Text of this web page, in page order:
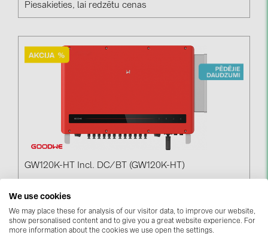
Piesakieties, lai redzētu cenas
GW120K-HT Incl. DC/BT (GW120K-HT)
We use cookies
We may place these for analysis of our visitor data, to improve our website,
show personalised content and to give you a great website experience. For
more information about the cookies we use open the settings.